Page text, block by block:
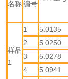
名称编号
样品
1
1 5.0135
2
5.0250
3
5.0278
4
5.0941